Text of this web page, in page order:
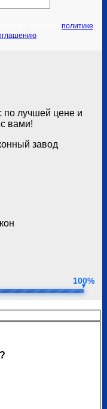
политике
по лучшей цене и
вами!
100%